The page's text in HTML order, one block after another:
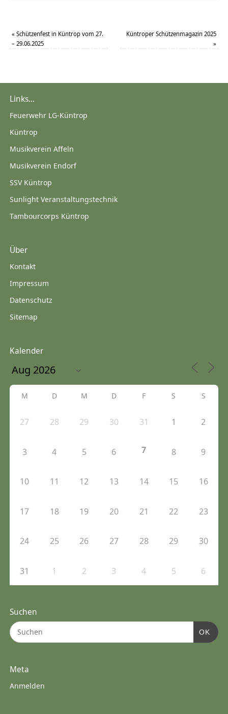
« Schützenfest in Küntrop vom 27.
– 29.06.2025
Küntroper Schützenmagazin 2025
»
Links...
Feuerwehr LG-Küntrop
Küntrop
Musikverein Affeln
Musikverein Endorf
SSV Küntrop
Sunlight Veranstaltungstechnik
Tambourcorps Küntrop
Über
Kontakt
Impressum
Datenschutz
Sitemap
Kalender
M D M D F S S
27 28 29 30 31 1 2
3 4 5 6 7 8 9
10 11 12 13 14 15 16
17 18 19 20 21 22 23
24 25 26 27 28 29 30
31 1 2 3 4 5 6
Suchen
OK
Meta
Anmelden